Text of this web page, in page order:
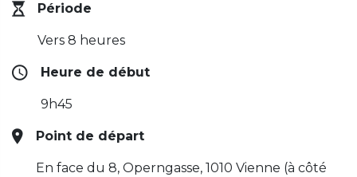
Période
Vers 8 heures
Heure de début
9h45
Point de départ
En face du 8, Operngasse, 1010 Vienne (à côté